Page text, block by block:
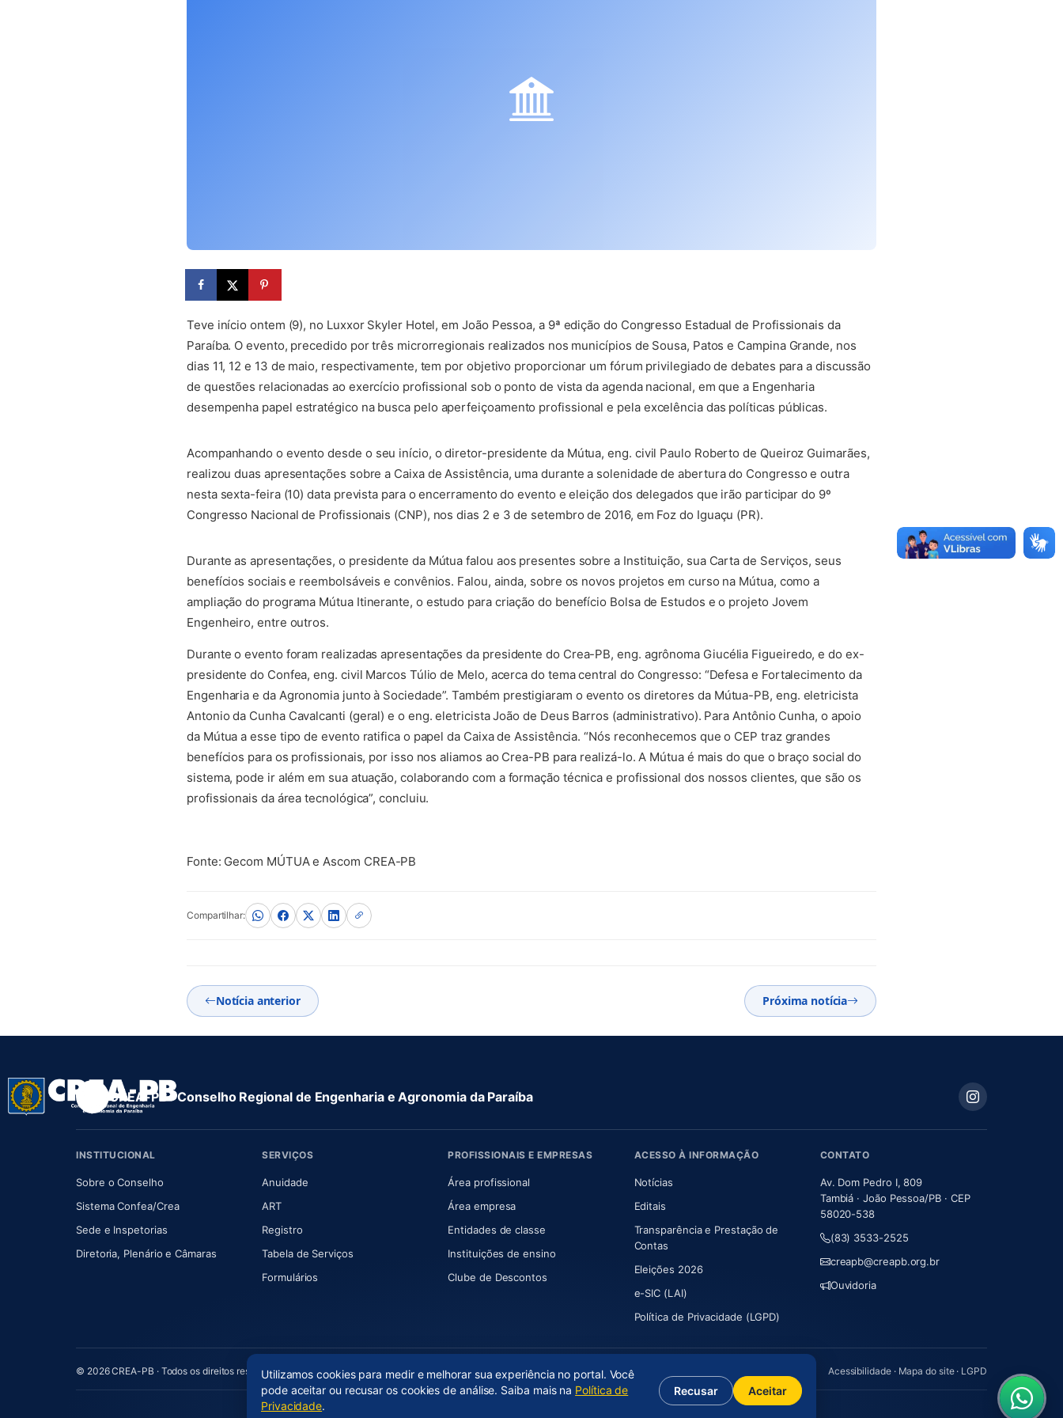
Teve início ontem (9), no Luxxor Skyler Hotel, em João Pessoa, a 9ª edição do Congresso Estadual de Profissionais da
Paraíba. O evento, precedido por três microrregionais realizados nos municípios de Sousa, Patos e Campina Grande, nos
dias 11, 12 e 13 de maio, respectivamente, tem por objetivo proporcionar um fórum privilegiado de debates para a discussão
de questões relacionadas ao exercício profissional sob o ponto de vista da agenda nacional, em que a Engenharia
desempenha papel estratégico na busca pelo aperfeiçoamento profissional e pela excelência das políticas públicas.
(abre em nova aba)
Acompanhando o evento desde o seu início, o diretor-presidente da Mútua, eng. civil Paulo Roberto de Queiroz Guimarães,
realizou duas apresentações sobre a Caixa de Assistência, uma durante a solenidade de abertura do Congresso e outra
nesta sexta-feira (10) data prevista para o encerramento do evento e eleição dos delegados que irão participar do 9º
Congresso Nacional de Profissionais (CNP), nos dias 2 e 3 de setembro de 2016, em Foz do Iguaçu (PR).
(abre em nova aba)
Durante as apresentações, o presidente da Mútua falou aos presentes sobre a Instituição, sua Carta de Serviços, seus
benefícios sociais e reembolsáveis e convênios. Falou, ainda, sobre os novos projetos em curso na Mútua, como a
ampliação do programa Mútua Itinerante, o estudo para criação do benefício Bolsa de Estudos e o projeto Jovem
Engenheiro, entre outros.
Durante o evento foram realizadas apresentações da presidente do Crea-PB, eng. agrônoma Giucélia Figueiredo, e do ex-
presidente do Confea, eng. civil Marcos Túlio de Melo, acerca do tema central do Congresso: “Defesa e Fortalecimento da
Engenharia e da Agronomia junto à Sociedade”. Também prestigiaram o evento os diretores da Mútua-PB, eng. eletricista
Antonio da Cunha Cavalcanti (geral) e o eng. eletricista João de Deus Barros (administrativo). Para Antônio Cunha, o apoio
da Mútua a esse tipo de evento ratifica o papel da Caixa de Assistência. “Nós reconhecemos que o CEP traz grandes
benefícios para os profissionais, por isso nos aliamos ao Crea-PB para realizá-lo. A Mútua é mais do que o braço social do
sistema, pode ir além em sua atuação, colaborando com a formação técnica e profissional dos nossos clientes, que são os
profissionais da área tecnológica”, concluiu.
Fonte: Gecom MÚTUA e Ascom CREA-PB
Compartilhar:
Notícia anterior Próxima notícia
CREA-PB · Conselho Regional de Engenharia e Agronomia da Paraíba
INSTITUCIONAL
Sobre o Conselho(abre em nova aba)
Sistema Confea/Crea(abre em nova aba)
Sede e Inspetorias
Diretoria, Plenário e Câmaras(abre em nova aba)
SERVIÇOS
Anuidade(abre em nova aba)
ART(abre em nova aba)
Registro
Tabela de Serviços
Formulários
PROFISSIONAIS E EMPRESAS
Área profissional
Área empresa
Entidades de classe
Instituições de ensino
Clube de Descontos
ACESSO À INFORMAÇÃO
Notícias
Editais
Transparência e Prestação de
Contas
Eleições 2026
e-SIC (LAI)
Política de Privacidade (LGPD)
CONTATO
Av. Dom Pedro I, 809
Tambiá · João Pessoa/PB · CEP
58020-538
(83) 3533-2525
creapb@creapb.org.br
Ouvidoria
© 2026 CREA-PB · Todos os direitos reservados Acessibilidade· Mapa do site· LGPD
(abre em nova aba)
Utilizamos cookies para medir e melhorar sua experiência no portal. Você
pode aceitar ou recusar os cookies de análise. Saiba mais na Política de
Privacidade.
Recusar Aceitar